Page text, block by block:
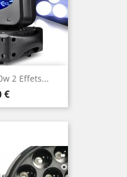
2 Effets...
€